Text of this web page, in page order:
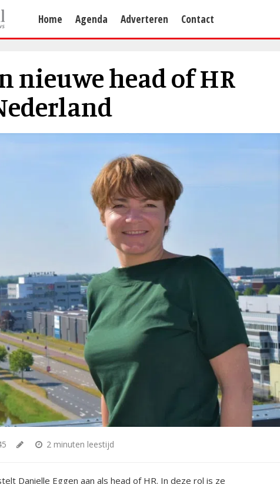
Home Agenda Adverteren Contact
nieuwe head of HR
2 minuten leestijd
Danielle Eggen aan als head of HR. In deze rol is ze